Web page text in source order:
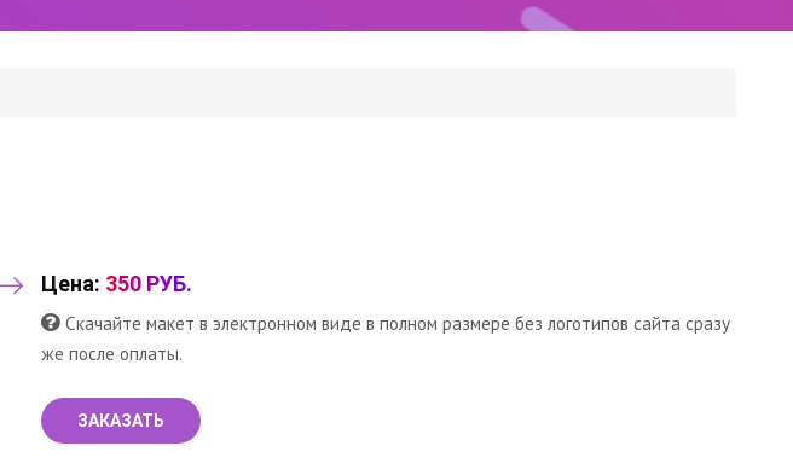
Цена: 350 РУБ.
Скачайте макет в электронном виде в полном размере без логотипов сайта сразу
же после оплаты.
ЗАКАЗАТЬ